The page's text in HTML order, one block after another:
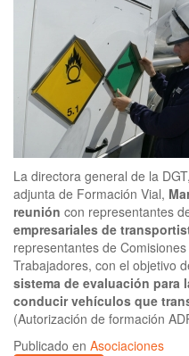
La directora general de la DGT,
adjunta de Formación Vial,
reunión con representantes
empresariales de
representantes de
Trabajadores, con el objetivo
sistema de evaluación para
conducir vehículos que
(Autorización de formación
Publicado en Asociaciones